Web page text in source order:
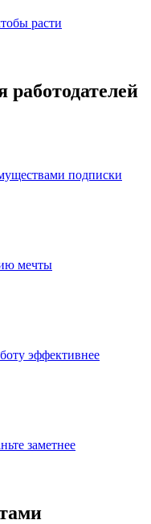
расти
подписки
мечты
эффективнее
заметнее